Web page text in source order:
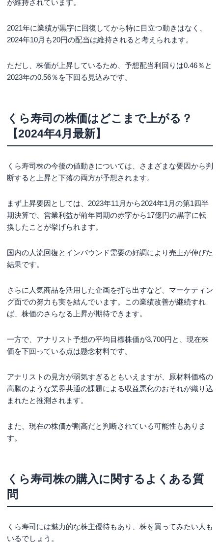
が維持されています。
2021年に業績が黒字に回復してから特に目立つ動きはなく、
2024年10月も20円の配当は維持されると考えられます。
ただし、株価が上昇しているため、予想配当利回りは0.46％と
2023年の0.56％を下回る見込みです。
くら寿司の株価はどこまで上がる？
【2024年4月最新】
くら寿司株の今後の値動きについては、さまざまな要因から判
断すると上昇と下落の両方が予想されます。
まず上昇要因としては、2023年11月から2024年1月の第1四半
期決算で、営業利益が前年同期の赤字から17億円の黒字に転
換したことが挙げられます。
国内の人流回復とインバウンド需要の好調により売上が伸びた
結果です。
さらに人気商品を活用した企画を打ち出すなど、マーケティン
グ面での努力も実を結んでいます。この業績改善が継続すれ
ば、株価のさらなる上昇が期待できます。
一方で、アナリスト予想の平均目標株価が3,700円と、現在株
価を下回っている点は懸念材料です。
アナリストの見方が弱気すぎるともいえますが、原材料価格の
高騰のような業界共通の課題による収益悪化のおそれが織り込
まれたと推測されます。
また、現在の株価が割高だと判断されている可能性もありま
す。
くら寿司株の購入に関するよくある質
問
くら寿司には魅力的な株主優待もあり、株を買ってみたい人も
いるでしょう。